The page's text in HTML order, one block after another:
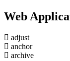
Web
adjust
anchor
archive